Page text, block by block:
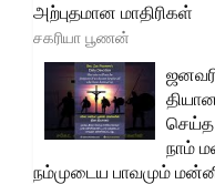
அற்புதமான மாதிரிகள்
சகரியா பூணன்
செய்த
நாம்
நம்முடைய பாவமும்